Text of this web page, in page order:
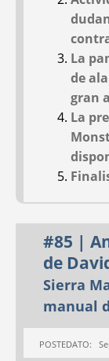
abandonado.
2020-
rediseñar
sitio que
Haga clic
Helping Ocu
#59
FOCUS ON
AFRICA:
Based
La
de
gran
La
#85 |
de
Sierra
manual
POSTEDATO: